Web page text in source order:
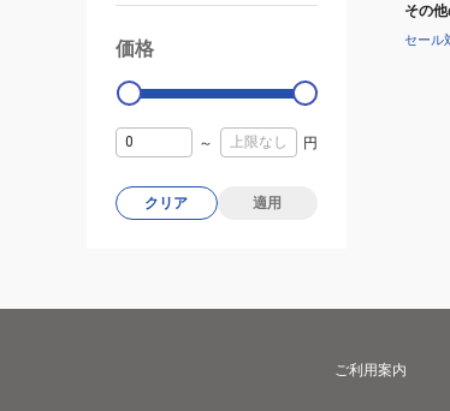
その
セール
価格
0
～ 円
クリア 適用
ご利用案内